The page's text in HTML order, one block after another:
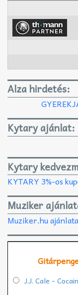
Alza hirdetés:
Kytary ajánlat:
Kytary
KYTARY 3%-os
Muziker
Muziker.hu
J.J. Cale -